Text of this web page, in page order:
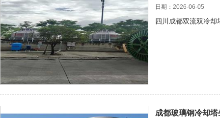
日期：2026-06-05
四川成都双流双冷却
成都玻璃钢冷却